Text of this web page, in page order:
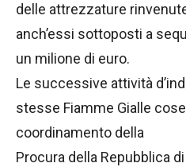
delle attrezzature
anch’essi sottoposti a
un milione di euro.
Le successive attività
stesse Fiamme Gialle
coordinamento della
Procura della Repubblica